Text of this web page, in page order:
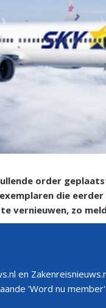
order
die
vernieuwen, zo
en
'Word nu